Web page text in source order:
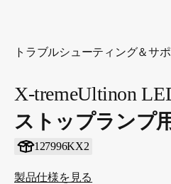
トラブルシューティング＆サポ
X-tremeUltinon
ストップランプ
127996KX2
製品仕様を見る